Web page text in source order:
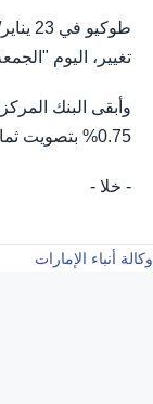
‌تغيير، اليوم
وأبقى البنك
0.75% بتصويت ثمانية مقابل ‌صوت واحد.
- خلا -
وكالة أنباء الإمارات